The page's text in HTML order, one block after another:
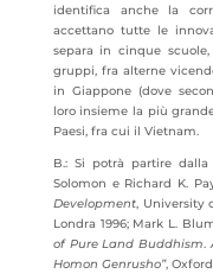
identifica anche la
accettano tutte le
separa in cinque
gruppi, fra alterne
in Giappone (dove
loro insieme la più
Paesi, fra cui il Vietnam.
B.: Si potrà partire
Solomon e Richard K.
Development, University
Londra 1996; Mark L.
of Pure Land Buddhism.
Homon Genrusho”,